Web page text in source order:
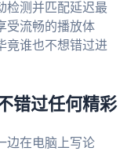
检测并匹配延迟最
受流畅的播放体
竟谁也不想错过进
错过任何精彩
边在电脑上写论